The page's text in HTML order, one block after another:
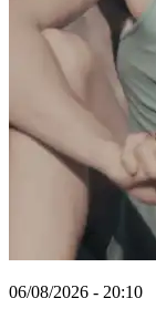
06/08/2026 - 20:10